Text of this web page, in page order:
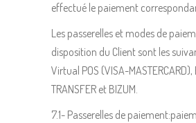
effectué le paiement
Les passerelles et modes de
disposition du Client sont les
Virtual POS (VISA-MASTERCARD),
TRANSFER et BIZUM.
7.1- Passerelles de